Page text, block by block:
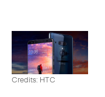
Credits: HTC